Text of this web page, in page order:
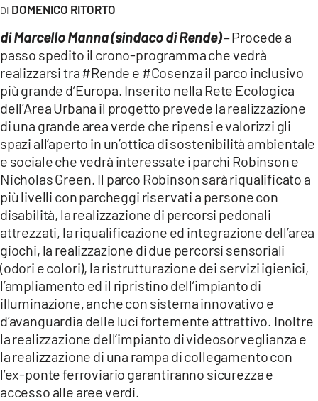
ILREGGINO.IT
COSENZACHANNEL.IT
ILVIBONESE.IT
CATANZAROCHANNEL.IT
LACAPITALENEWS.IT
App
ANDROID
APPLE
DOMENICO RITORTO
di Marcello Manna (sindaco di Rende)– Procede a
passo spedito il crono-programma che vedrà
realizzarsi tra #Rende e #Cosenza il parco inclusivo
più grande d’Europa. Inserito nella Rete Ecologica
dell’Area Urbana il progetto prevede la realizzazione
di una grande area verde che ripensi e valorizzi gli
spazi all’aperto in un’ottica di sostenibilità ambientale
e sociale che vedrà interessate i parchi Robinson e
Nicholas Green. Il parco Robinson sarà riqualificato a
più livelli con parcheggi riservati a persone con
disabilità, la realizzazione di percorsi pedonali
attrezzati, la riqualificazione ed integrazione dell’area
giochi, la realizzazione di due percorsi sensoriali
(odori e colori), la ristrutturazione dei servizi igienici,
l’ampliamento ed il ripristino dell’impianto di
illuminazione, anche con sistema innovativo e
d’avanguardia delle luci fortemente attrattivo. Inoltre
la realizzazione dell’impianto di videosorveglianza e
la realizzazione di una rampa di collegamento con
l’ex-ponte ferroviario garantiranno sicurezza e
accesso alle aree verdi.